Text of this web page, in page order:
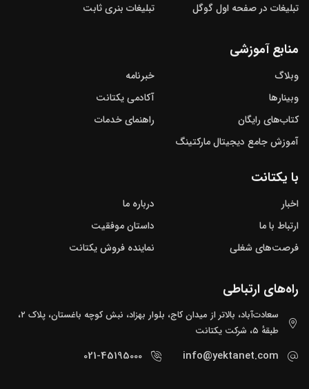
تبلیغات در صفحه اول گوگل
تبلیغات بنری ثابت
منابع آموزشی
وبلاگ
خبرنامه
وبینارها
آکادمی یکتانت
کتاب‌های رایگان
راهنمای خدمات
آموزش جامع دیجیتال مارکتینگ
با یکتانت
اخبار
درباره ما
ارتباط با ما
داستان موفقیت
فرصت‌های شغلی
نماینده فروش یکتانت
راه‌های ارتباطی
سعادت‌آباد، بالاتر از میدان کاج، بلوار بهزاد، نبش کوچه باغستان، پلاک ۲،
طبقهٔ ۵، شرکت یکتانت
info@yektanet.com
021-45195000